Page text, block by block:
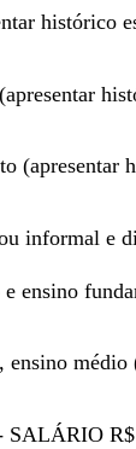
(apresentar
informal
ensino
SALÁRIO